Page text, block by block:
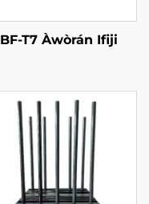
BF-T7 Àwòrán Ifiji